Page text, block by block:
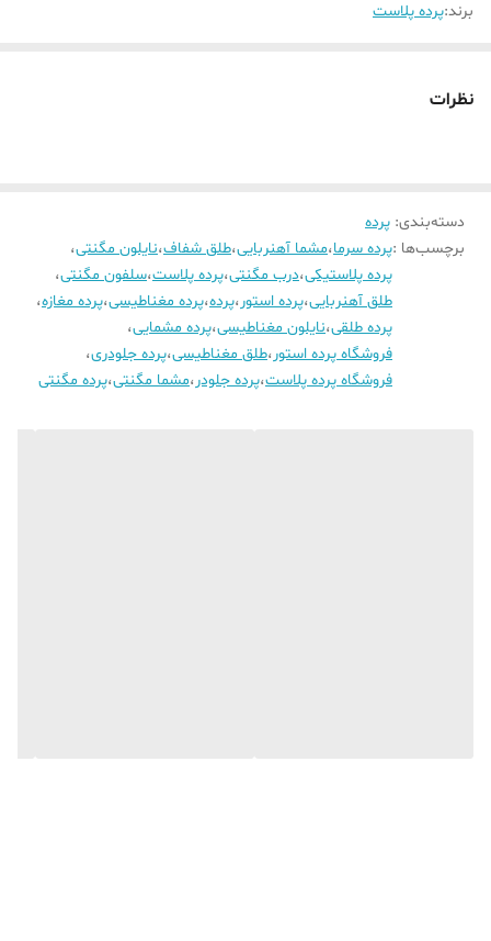
برند:پرده پلاست
نظرات
دسته‌بندی: پرده
برچسب‌ها :پرده سرما،مشما آهنربایی،طلق شفاف،نایلون مگنتی،
پرده پلاستیکی،درب مگنتی،پرده پلاست،سلفون مگنتی،
طلق آهنربایی،پرده استور،پرده،پرده مغناطیسی،پرده مغازه،
پرده طلقی،نایلون مغناطیسی،پرده مشمایی،
فروشگاه پرده استور،طلق مغناطیسی،پرده جلودری،
فروشگاه پرده پلاست،پرده جلودر،مشما مگنتی،پرده مگنتی